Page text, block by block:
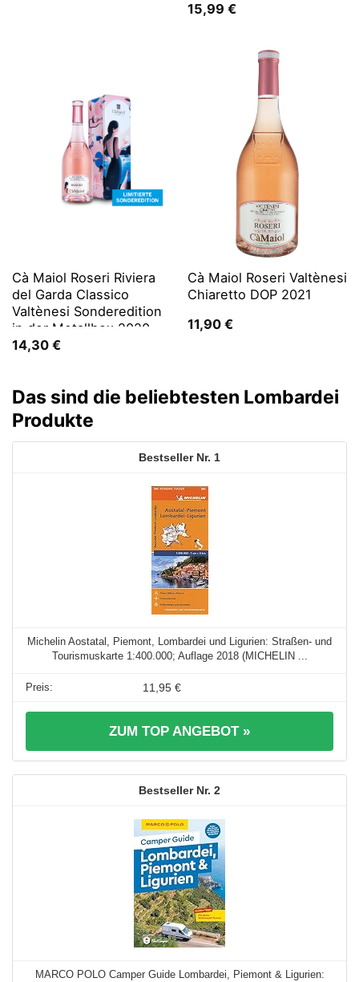
15,99 €
Cà Maiol Roseri Riviera
del Garda Classico
Valtènesi Sonderedition
in der Metallbox 2020
14,30 €
Cà Maiol Roseri Valtènesi
Chiaretto DOP 2021
11,90 €
Das sind die beliebtesten Lombardei
Produkte
1
Michelin Aostatal, Piemont, Lombardei und Ligurien: Straßen- und
Tourismuskarte 1:400.000; Auflage 2018 (MICHELIN ...
11,95 €
ZUM TOP ANGEBOT »
2
MARCO POLO Camper Guide Lombardei, Piemont & Ligurien: